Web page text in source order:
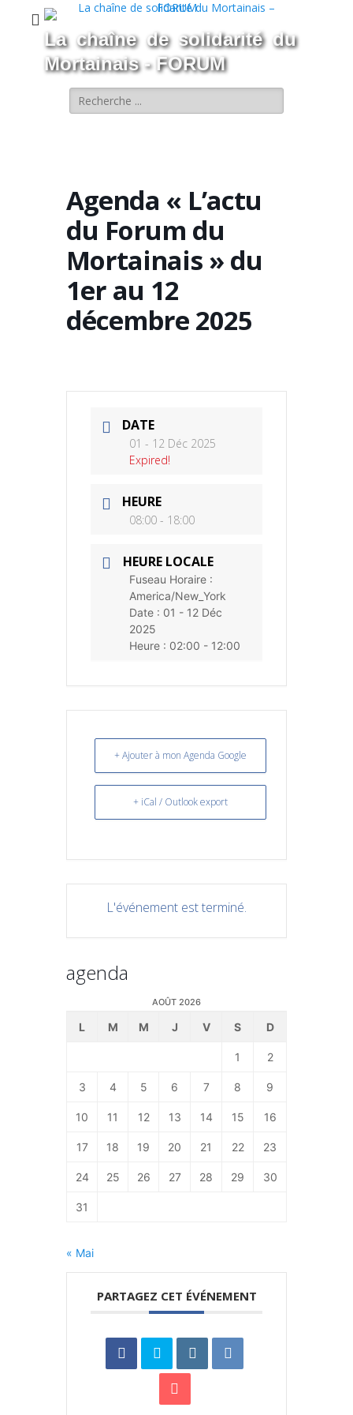
La chaîne de solidarité du
Mortainais - FORUM
Rechercher :
Agenda « L’actu
du Forum du
Mortainais » du
1er au 12
décembre 2025
DATE
01 - 12 Déc 2025
Expired!
HEURE
08:00 - 18:00
HEURE LOCALE
Fuseau Horaire :
America/New_York
Date : 01 - 12 Déc
2025
Heure : 02:00 - 12:00
+ Ajouter à mon Agenda Google
+ iCal / Outlook export
L'événement est terminé.
agenda
AOÛT 2026
L M M J V S D
1 2
3 4 5 6 7 8 9
10 11 12 13 14 15 16
17 18 19 20 21 22 23
24 25 26 27 28 29 30
31
« Mai
PARTAGEZ CET ÉVÉNEMENT